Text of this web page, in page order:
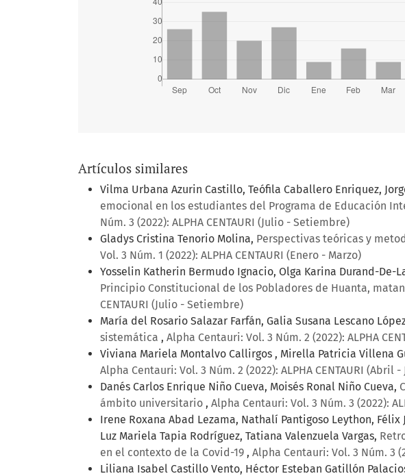
Artículos similares
Vilma Urbana Azurin Castillo, Teófila Caballero Enriquez,
emocional en los estudiantes del Programa de Educación
Núm. 3 (2022): ALPHA CENTAURI (Julio - Setiembre)
Gladys Cristina Tenorio Molina, Perspectivas teóricas y
Vol. 3 Núm. 1 (2022): ALPHA CENTAURI (Enero - Marzo)
Yosselin Katherin Bermudo Ignacio, Olga Karina Durand-
Principio Constitucional de los Pobladores de Huanta,
CENTAURI (Julio - Setiembre)
María del Rosario Salazar Farfán, Galia Susana Lescano
sistemática , Alpha Centauri: Vol. 3 Núm. 2 (2022): ALPHA
Viviana Mariela Montalvo Callirgos , Mirella Patricia Villena
Alpha Centauri: Vol. 3 Núm. 2 (2022): ALPHA CENTAURI (Abril -
Danés Carlos Enrique Niño Cueva, Moisés Ronal Niño Cueva,
ámbito universitario , Alpha Centauri: Vol. 3 Núm. 3 (2022):
Irene Roxana Abad Lezama, Nathalí Pantigoso Leython,
Luz Mariela Tapia Rodríguez, Tatiana Valenzuela Vargas,
en el contexto de la Covid-19 , Alpha Centauri: Vol. 3 Núm. 3
Liliana Isabel Castillo Vento, Héctor Esteban Gatillón